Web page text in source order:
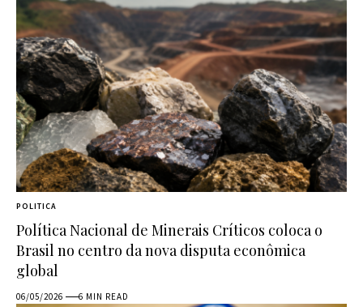
POLITICA
Política Nacional de Minerais Críticos coloca o
Brasil no centro da nova disputa econômica
global
06/05/2026 6 MIN READ